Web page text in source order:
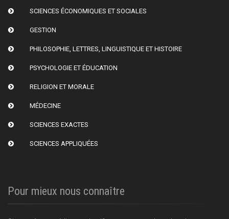
SCIENCES ÉCONOMIQUES ET SOCIALES
GESTION
PHILOSOPHIE, LETTRES, LINGUISTIQUE ET HISTOIRE
PSYCHOLOGIE ET ÉDUCATION
RELIGION ET MORALE
MÉDECINE
SCIENCES EXACTES
SCIENCES APPLIQUÉES
Pour mieux nous connaître